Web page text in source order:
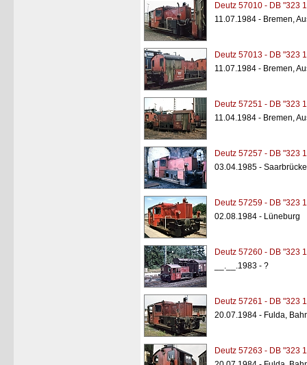
Deutz 57010 - DB "323
11.07.1984 - Bremen,
Deutz 57013 - DB "323
11.07.1984 - Bremen,
Deutz 57251 - DB "323
11.04.1984 - Bremen,
Deutz 57257 - DB "323
03.04.1985 -
Deutz 57259 - DB "323
02.08.1984 - Lüneburg
Deutz 57260 - DB "323
__.__.1983 - ?
Deutz 57261 - DB "323
20.07.1984 - Fulda,
Deutz 57263 - DB "323